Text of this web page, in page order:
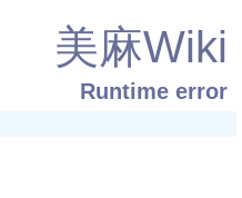
美麻Wiki
Runtime error